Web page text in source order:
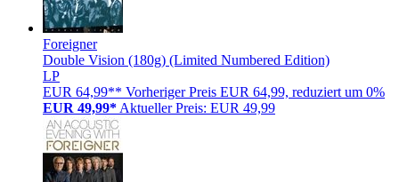
Foreigner
Double Vision (180g) (Limited Numbered Edition)
LP
EUR 64,99** Vorheriger Preis EUR 64,99, reduziert um 0%
EUR 49,99* Aktueller Preis: EUR 49,99